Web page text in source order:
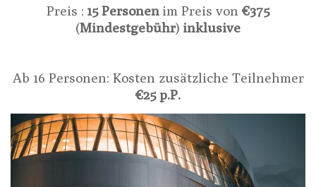
Preis : 15 Personen im Preis von €375
(Mindestgebühr) inklusive
Ab 16 Personen: Kosten zusätzliche Teilnehmer
€25 p.P.